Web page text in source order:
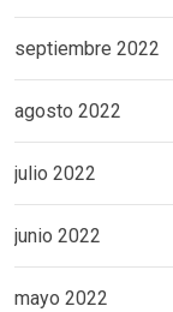
septiembre 2022
agosto 2022
julio 2022
junio 2022
mayo 2022